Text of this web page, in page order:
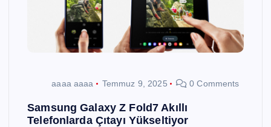
aaaa aaaa Temmuz 9, 2025 0 Comments
Samsung Galaxy Z Fold7 Akıllı
Telefonlarda Çıtayı Yükseltiyor